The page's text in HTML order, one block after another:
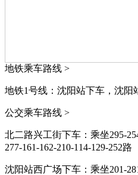
地铁乘车路线 >
地铁1号线：沈阳站下车，沈阳
公交乘车路线 >
北二路兴工街下车：乘坐295-
277-161-162-210-114-129-252路
沈阳站西广场下车：乘坐201-